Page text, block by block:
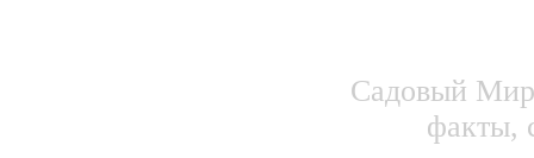
Садовый
факты,